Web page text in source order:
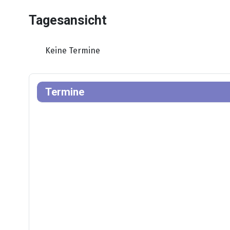
Tagesansicht
Keine Termine
Termine